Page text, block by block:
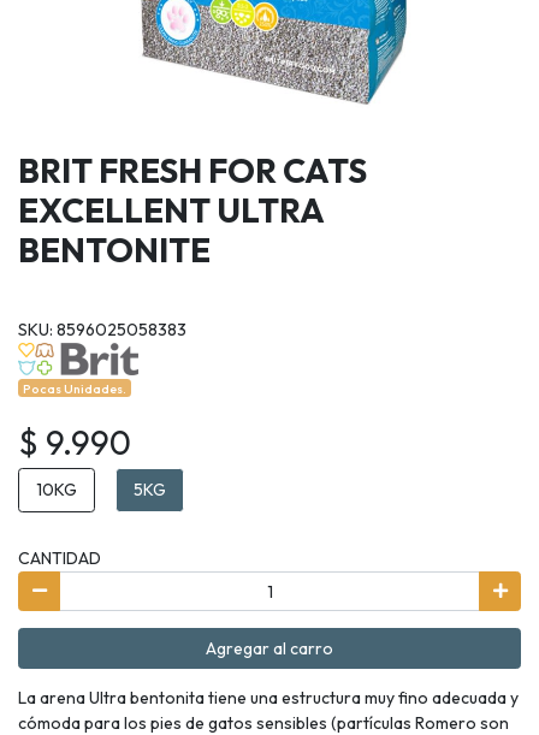
BRIT FRESH FOR CATS
EXCELLENT ULTRA
BENTONITE
SKU: 8596025058383
Pocas Unidades.
$ 9.990
10KG 5KG
CANTIDAD
Agregar al carro
La arena Ultra bentonita tiene una estructura muy fino adecuada y
cómoda para los pies de gatos sensibles (partículas Romero son